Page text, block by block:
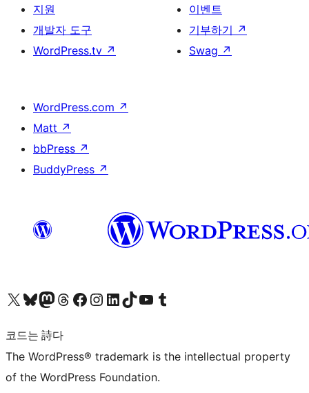
지원
개발자 도구
WordPress.tv ↗
이벤트
기부하기 ↗
Swag ↗
WordPress.com ↗
Matt ↗
bbPress ↗
BuddyPress ↗
X(이전 트위터) 계정 방문하기블루스카이 계정 방문하기마스토돈 계정 방문하기스레드 계정 방문하기 페이스북 페이지 방문하기인스타그램 계정 방문하기 LinkedIn 계정 방문하기틱톡 계정 방문하기유튜브 채널 방문하기 텀블러 계정 방문하기
코드는 詩다
The WordPress® trademark is the intellectual property
of the WordPress Foundation.